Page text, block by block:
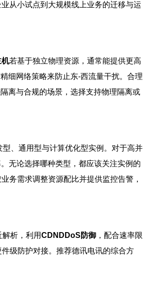
从小试点到大规模线上业务的迁移与运
机若基于独立物理资源，通常能提供更高
细网络策略来防止东-西流量干扰。合理
离与合规的场景，选择支持物理隔离或
、通用型与计算优化型实例。对于高并
无论选择哪种类型，都应该关注实例的
务需求调整资源配比并提供监控告警，
析，利用CDNDDoS防御 ，配合速率限
级防护对接。推荐德讯电讯的综合方